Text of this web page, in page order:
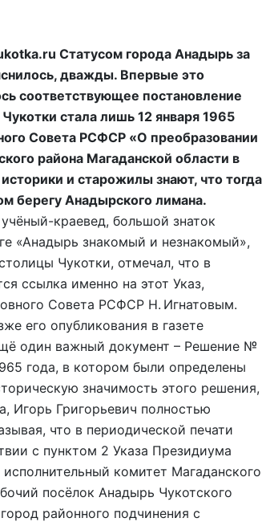
Статусом города Анадырь за
дважды. Впервые это
соответствующее постановление
стала лишь 12 января 1965
Совета РСФСР «О преобразовании
района Магаданской области в
и старожилы знают, что тогда
берегу Анадырского лимана.
краевед, большой знаток
«Анадырь знакомый и незнакомый»,
Чукотки, отмечал, что в
ссылка именно на этот Указ,
Совета РСФСР Н. Игнатовым.
его опубликования в газете
один важный документ – Решение №
года, в котором были определены
значимость этого решения,
Игорь Григорьевич полностью
что в периодической печати
с пунктом 2 Указа Президиума
комитет Магаданского
посёлок Анадырь Чукотского
районного подчинения с